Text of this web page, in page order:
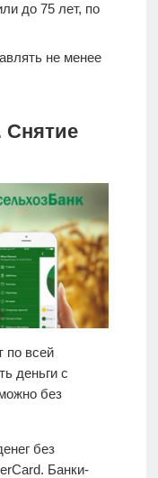
до 75 лет, по
не менее
по всей
деньги с
без
без
Банки-